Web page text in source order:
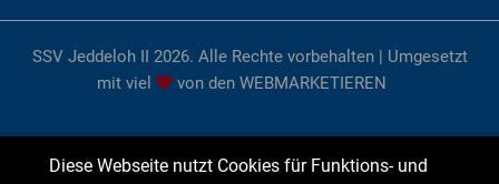
SSV Jeddeloh II 2026. Alle Rechte vorbehalten | Umgesetzt
mit viel
von den WEBMARKETIEREN
Diese Webseite nutzt Cookies für Funktions- und